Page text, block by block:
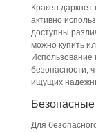
Кракен
активно
доступны
можно купить
Использование
безопасности,
ищущих
Безопасные
Для